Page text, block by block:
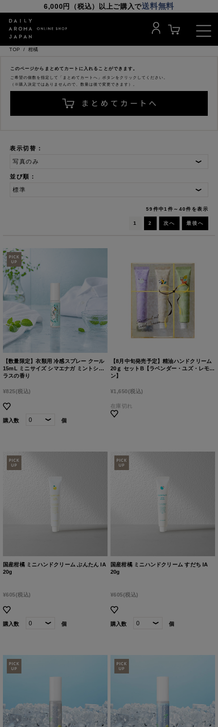
6,000円（税込）以上ご購入で送料無料
TOP 柑橘
このページからまとめてカートに入れることができます。
ご希望の個数を指定して「まとめてカートへ」ボタンをクリックしてください。
（※購入決定ではありませんので、数量は後で変更できます）。
表示切替：
並び順：
59件中1件～40件を表示
1 2 次へ 最後へ
【数量限定】衣類用 冷感スプレー クール
15mL ミニサイズ シマエナガ ミントシト
ラスの香り
¥825(税込)
購入数 個
【8月中旬発売予定】精油ハンドクリーム
20ｇ セットB【ラベンダー・ユズ・レモ
ン】
¥1,650(税込)
在庫切れ
国産柑橘 ミニハンドクリーム ぶんたん IA
20g
¥605(税込)
購入数 個
国産柑橘 ミニハンドクリーム すだち IA
20g
¥605(税込)
購入数 個